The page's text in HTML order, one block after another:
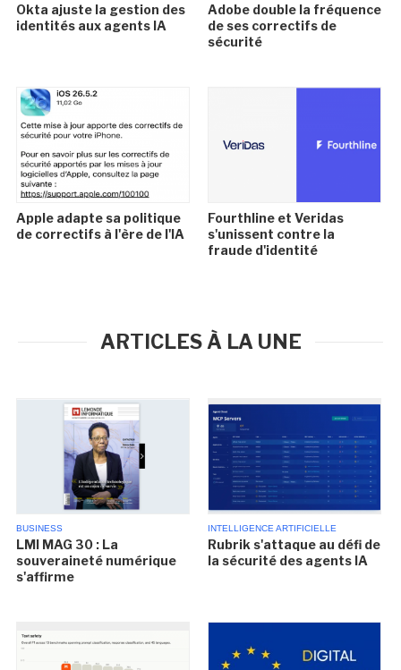
Okta ajuste la gestion des
identités aux agents IA
Adobe double la fréquence
de ses correctifs de
sécurité
Apple adapte sa politique
de correctifs à l'ère de l'IA
Fourthline et Veridas
s'unissent contre la
fraude d'identité
ARTICLES À LA UNE
BUSINESS
LMI MAG 30 : La
souveraineté numérique
s'affirme
INTELLIGENCE ARTIFICIELLE
Rubrik s'attaque au défi de
la sécurité des agents IA